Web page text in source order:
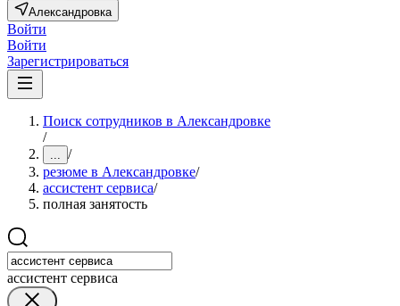
Александровка
Войти
Войти
Зарегистрироваться
Поиск сотрудников в Александровке
/
... /
резюме в Александровке/
ассистент сервиса/
полная занятость
ассистент сервиса